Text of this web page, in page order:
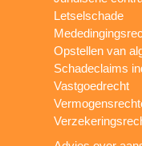
Letselschade
Opstellen van
Schadeclaims
Vastgoedrecht